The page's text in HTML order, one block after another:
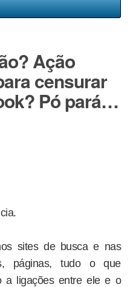
Ação
censurar
Pó pará…
sites de busca e nas
páginas, tudo o que
a ligações entre ele e o